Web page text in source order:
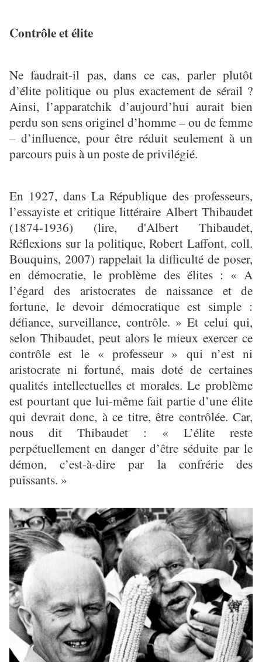
Contrôle et élite
Ne faudrait-il pas, dans ce cas, parler plutôt
d’élite politique ou plus exactement de sérail ?
Ainsi, l’apparatchik d’aujourd’hui aurait bien
perdu son sens originel d’homme – ou de femme
– d’influence, pour être réduit seulement à un
parcours puis à un poste de privilégié.
En 1927, dans La République des professeurs,
l’essayiste et critique littéraire Albert Thibaudet
(1874-1936) (lire, d'Albert Thibaudet,
Réflexions sur la politique, Robert Laffont, coll.
Bouquins, 2007) rappelait la difficulté de poser,
en démocratie, le problème des élites : « A
l’égard des aristocrates de naissance et de
fortune, le devoir démocratique est simple :
défiance, surveillance, contrôle. » Et celui qui,
selon Thibaudet, peut alors le mieux exercer ce
contrôle est le « professeur » qui n’est ni
aristocrate ni fortuné, mais doté de certaines
qualités intellectuelles et morales. Le problème
est pourtant que lui-même fait partie d’une élite
qui devrait donc, à ce titre, être contrôlée. Car,
nous dit Thibaudet : « L’élite reste
perpétuellement en danger d’être séduite par le
démon, c’est-à-dire par la confrérie des
puissants. »